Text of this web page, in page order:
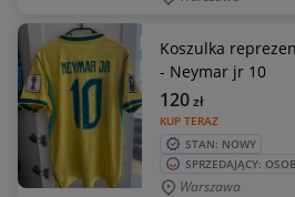
Koszulka
- Neymar jr 10
KUP TERAZ
120zł
STAN: NOWY
SPRZEDAJĄCY:
Warszawa